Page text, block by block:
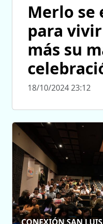
Merlo se
para
más su
18/10/2024 23:12